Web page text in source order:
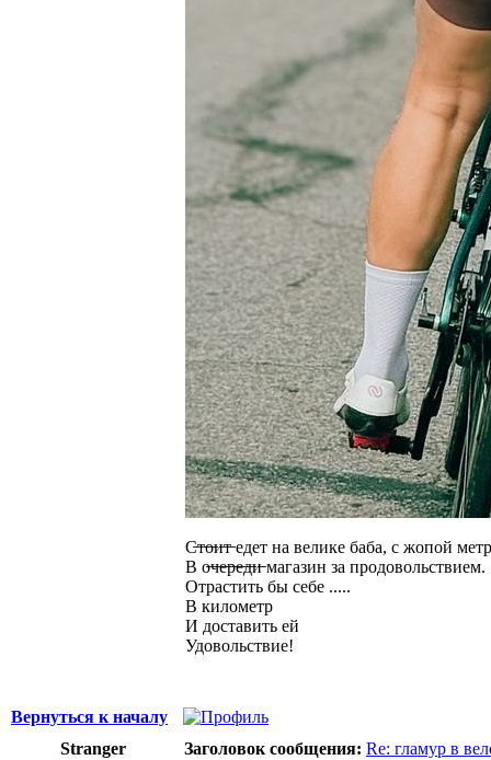
С̶т̶о̶и̶т̶ едет на велике баба, с жопой
В о̶ч̶е̶р̶е̶д̶и̶ магазин за продовольствием.
Отрастить бы себе .....
В километр
И доставить ей
Удовольствие!
Вернуться к началу
Stranger
Заголовок сообщения: Re: гламур в